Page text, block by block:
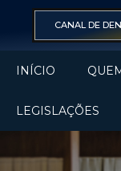
CANAL DE
INÍCIO
LEGISLAÇÕES